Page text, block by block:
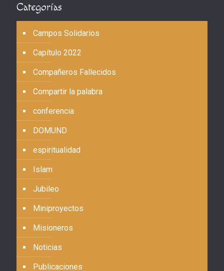
Categorías
Campos Solidarios
Capítulo 2022
Compañeros Fallecidos
Compartir la palabra
conferencia
DOMUND
espiritualidad
Islam
Jubileo
Miniproyectos
Misioneros
Noticias
Publicaciones